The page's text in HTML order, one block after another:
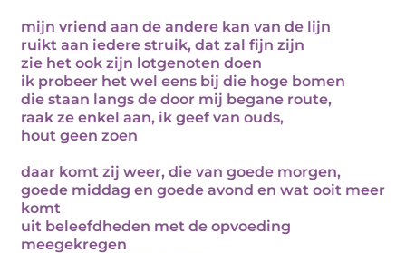
mijn vriend aan de andere kan van de lijn
ruikt aan iedere struik, dat zal fijn zijn
zie het ook zijn lotgenoten doen
ik probeer het wel eens bij die hoge bomen
die staan langs de door mij begane route,
raak ze enkel aan, ik geef van ouds,
hout geen zoen
daar komt zij weer, die van goede morgen,
goede middag en goede avond en wat ooit meer
komt
uit beleefdheden met de opvoeding
meegekregen